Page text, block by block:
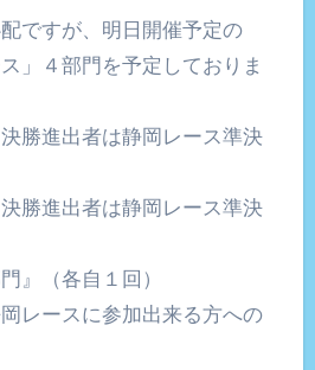
」４部門を予定しておりま
勝進出者は静岡レース準決
勝進出者は静岡レース準決
』（各自１回）
レースに参加出来る方への